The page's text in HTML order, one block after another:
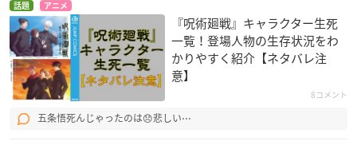
話題 アニメ
『呪術廻戦』キャラクター生死
一覧！登場人物の生存状況をわ
かりやすく紹介【ネタバレ注
意】
8コメント
五条悟死んじゃったのは😞悲しい⋯